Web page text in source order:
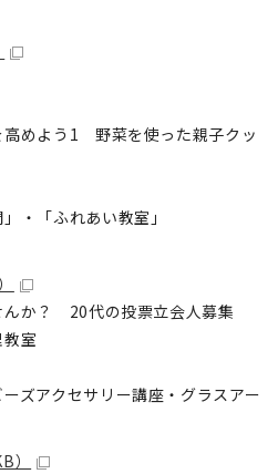
めよう1 野菜を使った親子クッ
・「ふれあい教室」
んか？ 20代の投票立会人募集
室
ズアクセサリー講座・グラスアー
）